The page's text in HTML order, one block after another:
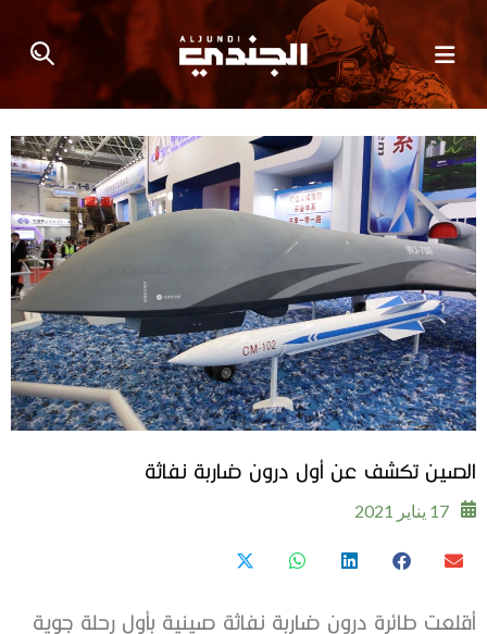
الصين تكشف عن أول درون ضاربة نفاثة
17 يناير 2021
أقلعت طائرة درون ضاربة نفاثة صينية بأول رحلة جوية